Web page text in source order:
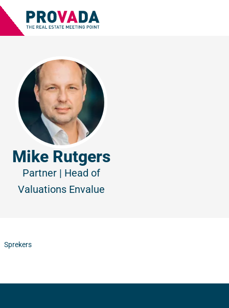
Mike Rutgers
Partner | Head of
Valuations Envalue
Sprekers